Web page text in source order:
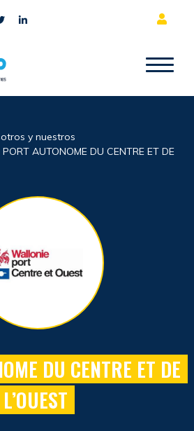
y nuestros
PORT AUTONOME DU CENTRE ET DE
DU CENTRE ET DE
L’OUEST